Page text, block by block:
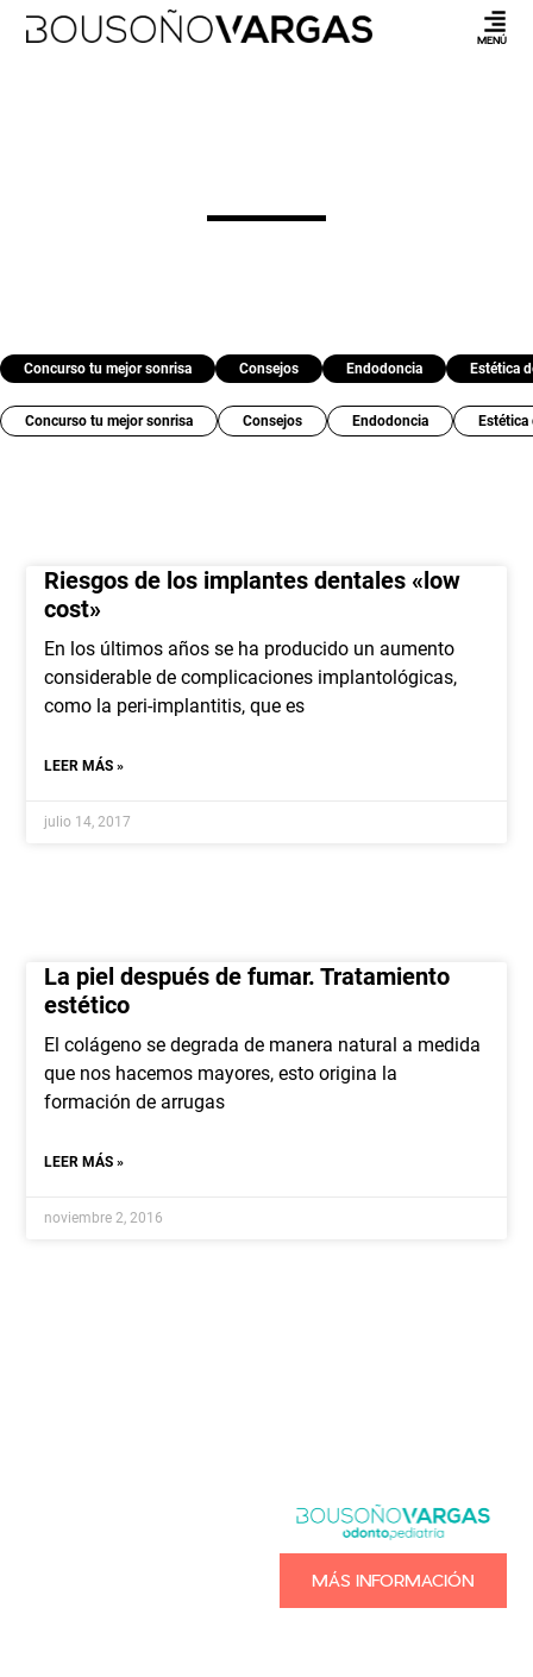
MENÚ
Concurso tu mejor sonrisa Consejos Endodoncia Estética
Concurso tu mejor sonrisa Consejos Endodoncia Estética
Riesgos de los implantes dentales «low
cost»
En los últimos años se ha producido un aumento
considerable de complicaciones implantológicas,
como la peri-implantitis, que es
LEER MÁS »
julio 14, 2017
La piel después de fumar. Tratamiento
estético
El colágeno se degrada de manera natural a medida
que nos hacemos mayores, esto origina la
formación de arrugas
LEER MÁS »
noviembre 2, 2016
MÁS INFORMACIÓN